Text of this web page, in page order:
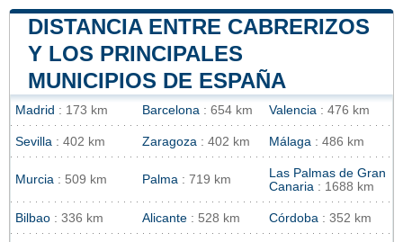
DISTANCIA ENTRE CABRERIZOS
Y LOS PRINCIPALES
MUNICIPIOS DE ESPAÑA
Madrid : 173 km Barcelona : 654 km Valencia : 476 km
Sevilla : 402 km Zaragoza : 402 km Málaga : 486 km
Murcia : 509 km Palma : 719 km
Las Palmas de Gran
Canaria : 1688 km
Bilbao : 336 km Alicante : 528 km Córdoba : 352 km